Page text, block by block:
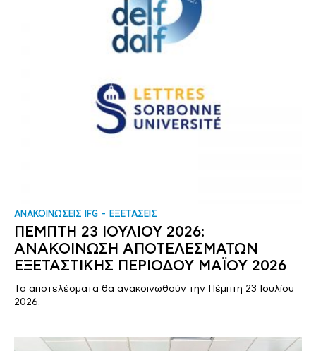
ΑΝΑΚΟΙΝΩΣΕΙΣ IFG ΕΞΕΤΑΣΕΙΣ
ΠΕΜΠΤΗ 23 ΙΟΥΛΙΟΥ 2026:
ΑΝΑΚΟΙΝΩΣΗ ΑΠΟΤΕΛΕΣΜΑΤΩΝ
ΕΞΕΤΑΣΤΙΚΗΣ ΠΕΡΙΟΔΟΥ ΜΑΪΟΥ 2026
Τα αποτελέσματα θα ανακοινωθούν την Πέμπτη 23 Ιουλίου
2026.